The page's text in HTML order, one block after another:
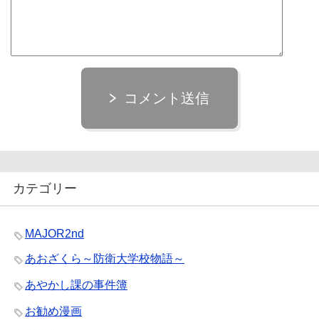
コメント送信
カテゴリー
MAJOR2nd
あおざくら～防衛大学校物語～
あやかし課の事件簿
お勧め漫画